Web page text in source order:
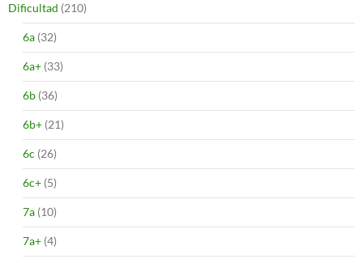
Dificultad (210)
6a (32)
6a+ (33)
6b (36)
6b+ (21)
6c (26)
6c+ (5)
7a (10)
7a+ (4)